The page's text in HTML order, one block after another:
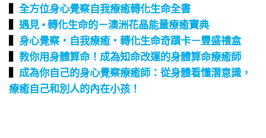
▍ 全方位身心覺察自我療癒轉化生命全書
▍ 遇見 • 轉化生命的－澳洲花晶能量療癒寶典
▍ 身心覺察‧自我療癒‧轉化生命奇蹟卡－豐盛禮盒
▍ 教你用身體算命！成為知命改運的身體算命療癒師
▍ 成為你自己的身心覺察療癒師：從身體看懂潛意識，
療癒自己和別人的內在小孩！